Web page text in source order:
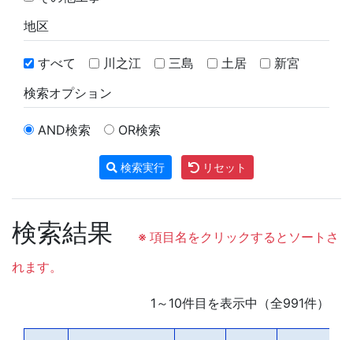
地区
すべて 川之江 三島 土居
新宮
検索オプション
AND検索 OR検索
検索実行 リセット
検索結果
※ 項目名をクリックするとソートさ
れます。
1～10件目を表示中（全991件）